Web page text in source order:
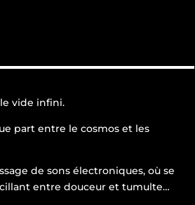
vide infini.
part entre le cosmos et les
de sons électroniques, oùse
entre douceur et tumulte…